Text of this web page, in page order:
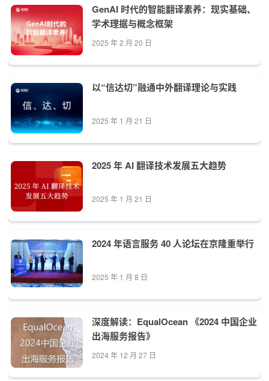
GenAI 时代的智能翻译素养：现实基础、
学术理据与概念框架
2025 年 2 月 20 日
以“信达切”融通中外翻译理论与实践
2025 年 1 月 21 日
2025 年 AI 翻译技术发展五大趋势
2025 年 1 月 21 日
2024 年语言服务 40 人论坛在京隆重举行
2025 年 1 月 8 日
深度解读：EqualOcean 《2024 中国企业
出海服务报告》
2024 年 12 月 27 日